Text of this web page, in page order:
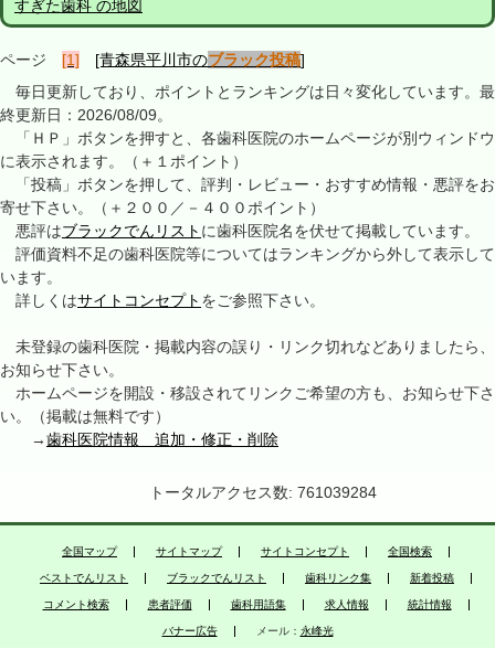
すぎた歯科 の地図
ページ [1] [青森県平川市のブラック投稿]
毎日更新しており、ポイントとランキングは日々変化しています。最
終更新日：2026/08/09。
「ＨＰ」ボタンを押すと、各歯科医院のホームページが別ウィンドウ
に表示されます。（＋１ポイント）
「投稿」ボタンを押して、評判・レビュー・おすすめ情報・悪評をお
寄せ下さい。（＋２００／－４００ポイント）
悪評はブラックでんリスト に歯科医院名を伏せて掲載しています。
評価資料不足の歯科医院等についてはランキングから外して表示して
います。
詳しくはサイトコンセプト をご参照下さい。
未登録の歯科医院・掲載内容の誤り・リンク切れなどありましたら、
お知らせ下さい。
ホームページを開設・移設されてリンクご希望の方も、お知らせ下さ
い。（掲載は無料です）
→歯科医院情報 追加・修正・削除
トータルアクセス数: 761039284
全国マップ サイトマップ サイトコンセプト 全国検索
ベストでんリスト ブラックでんリスト 歯科リンク集 新着投稿
コメント検索 患者評価 歯科用語集 求人情報 統計情報
バナー広告 メール： 永峰光